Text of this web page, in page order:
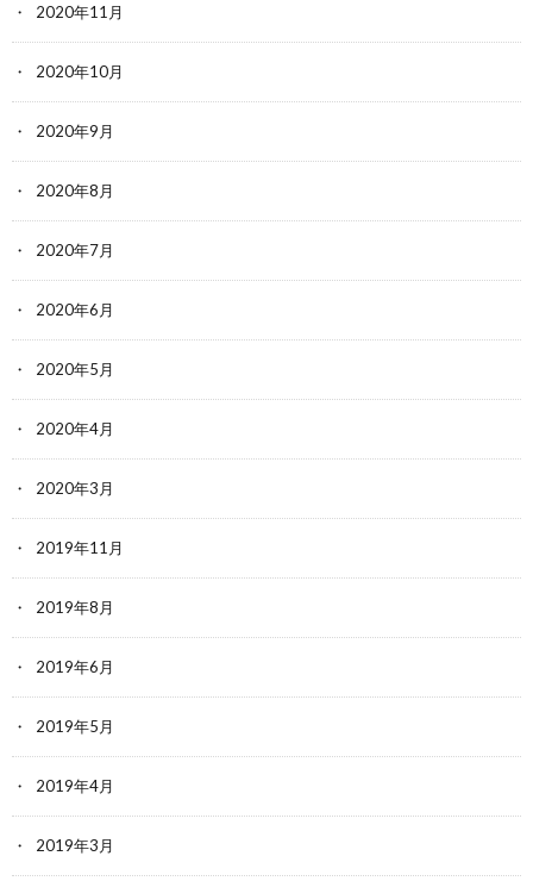
2020年11月
2020年10月
2020年9月
2020年8月
2020年7月
2020年6月
2020年5月
2020年4月
2020年3月
2019年11月
2019年8月
2019年6月
2019年5月
2019年4月
2019年3月